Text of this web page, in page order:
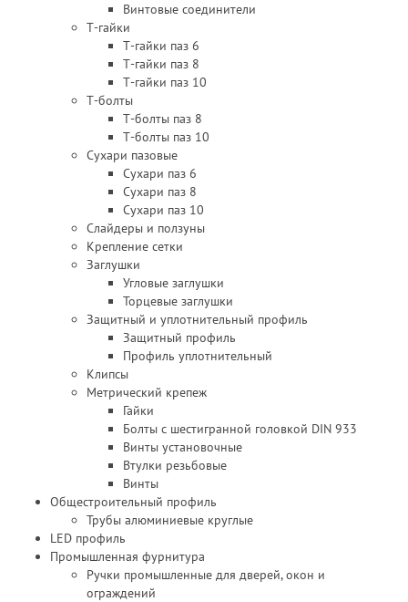
Винтовые соединители
Т-гайки
Т-гайки паз 6
Т-гайки паз 8
Т-гайки паз 10
Т-болты
Т-болты паз 8
Т-болты паз 10
Сухари пазовые
Сухари паз 6
Сухари паз 8
Сухари паз 10
Слайдеры и ползуны
Крепление сетки
Заглушки
Угловые заглушки
Торцевые заглушки
Защитный и уплотнительный профиль
Защитный профиль
Профиль уплотнительный
Клипсы
Метрический крепеж
Гайки
Болты с шестигранной головкой DIN 933
Винты установочные
Втулки резьбовые
Винты
Общестроительный профиль
Трубы алюминиевые круглые
LED профиль
Промышленная фурнитура
Ручки промышленные для дверей, окон и
ограждений